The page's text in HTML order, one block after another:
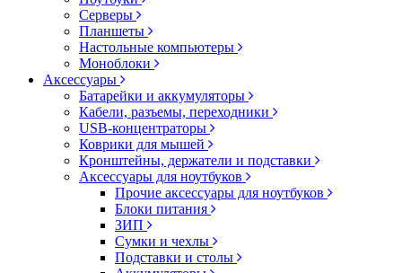
Серверы
Планшеты
Настольные компьютеры
Моноблоки
Аксессуары
Батарейки и аккумуляторы
Кабели, разъемы, переходники
USB-концентраторы
Коврики для мышей
Кронштейны, держатели и подставки
Аксессуары для ноутбуков
Прочие аксессуары для ноутбуков
Блоки питания
ЗИП
Сумки и чехлы
Подставки и столы